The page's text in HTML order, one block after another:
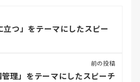
立つ」をテーマにしたスピー
前の投稿
管理」をテーマにしたスピーチ